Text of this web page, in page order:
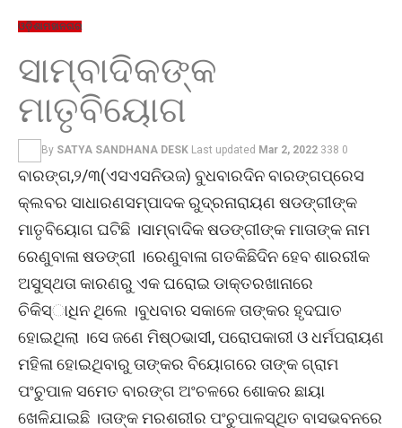
ଓଡ଼ିଶାମହାନଗର
ସାମ୍ବାଦିକଙ୍କ
ମାତୃବିୟୋଗ
By SATYA SANDHANA DESK Last updated Mar 2, 2022 338 0
ବାରଙ୍ଗ,୨/୩(ଏସଏସନିଉଜ) ବୁଧବାରଦିନ ବାରଙ୍ଗପ୍ରେସ
କ୍ଲବର ସାଧାରଣସମ୍ପାଦକ ରୁଦ୍ରନାରାୟଣ ଷଡଙ୍ଗୀଙ୍କ
ମାତୃବିୟୋଗ ଘଟିଛି ।ସାମ୍ବାଦିକ ଷଡଙ୍ଗୀଙ୍କ ମାତାଙ୍କ ନାମ
ରେଣୁବାଳା ଷଡଙ୍ଗୀ ।ରେଣୁବାଳା ଗତକିଛିଦିନ ହେବ ଶାରରୀକ
ଅସୁସ୍ଥତା କାରଣରୁ ଏକ ଘରୋଇ ଡାକ୍ତରଖାନାରେ
ଚିକିସ୍‌ାଧିନ ଥିଲେ ।ବୁଧବାର ସକାଳେ ତାଙ୍କର ହୃଦଘାତ
ହୋଇଥିଲା ।ସେ ଜଣେ ମିଷ୍ଠଭାସୀ, ପରୋପକାରୀ ଓ ଧର୍ମପରାୟଣ
ମହିଳା ହୋଇଥିବାରୁ ତାଙ୍କର ବିୟୋଗରେ ତାଙ୍କ ଗ୍ରାମ
ପଂଚୁପାଳ ସମେତ ବାରଙ୍ଗ ଅଂଚଳରେ ଶୋକର ଛାୟା
ଖେଳିଯାଇଛି ।ତାଙ୍କ ମରଶରୀର ପଂଚୁପାଳସ୍ଥିତ ବାସଭବନରେ